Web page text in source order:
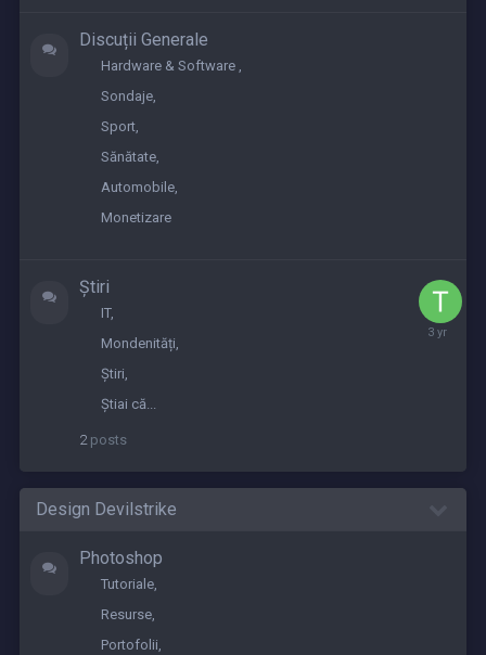
Discuții Generale
Hardware & Software
Sondaje
Sport
Sănătate
Automobile
Monetizare
Știri
IT
Mondenități
Știri
Știai că...
2 posts
July
Design Devilstrike
Photoshop
Tutoriale
Resurse
Portofolii